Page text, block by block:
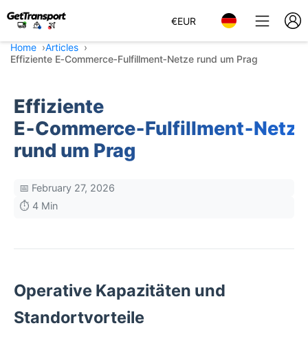
€EUR
Home
Articles
Effiziente E‑Commerce‑Fulfillment‑Netze rund um Prag
Effiziente
E‑Commerce‑Fulfillment‑Netze
rund um Prag
📅 February 27, 2026
⏱️ 4 Min
Operative Kapazitäten und
Standortvorteile